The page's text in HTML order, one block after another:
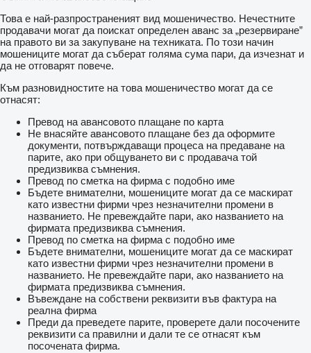
Това е най-разпространеният вид мошеничество. Нечестните
продавачи могат да поискат определен аванс за „резервиране”
на правото ви за закупуване на техниката. По този начин
мошениците могат да съберат голяма сума пари, да изчезнат и
да не отговарят повече.
Към разновидностите на това мошеничество могат да се
отнасят:
Превод на авансовото плащане по карта
Не внасяйте авансовото плащане без да оформите
документи, потвърждаващи процеса на предаване на
парите, ако при общуването ви с продавача той
предизвиква съмнения.
Превод по сметка на фирма с подобно име
Бъдете внимателни, мошениците могат да се маскират
като известни фирми чрез незначителни промени в
названието. Не превеждайте пари, ако названието на
фирмата предизвиква съмнения.
Превод по сметка на фирма с подобно име
Бъдете внимателни, мошениците могат да се маскират
като известни фирми чрез незначителни промени в
названието. Не превеждайте пари, ако названието на
фирмата предизвиква съмнения.
Въвеждане на собствени реквизити във фактура на
реална фирма
Преди да преведете парите, проверете дали посочените
реквизити са правилни и дали те се отнасят към
посочената фирма.